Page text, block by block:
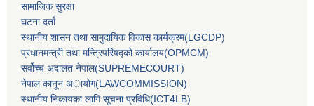
सामाजिक सुरक्षा
घटना दर्ता
स्थानीय शासन तथा सामुदायिक विकास कार्यक्रम(LGCDP)
प्रधानमन्‍त्री तथा मन्‍त्रिपरिषद्को कार्यालय(OPMCM)
सर्वोच्‍च अदालत नेपाल(SUPREMECOURT)
नेपाल कानून अायोग(LAWCOMMISSION)
स्थानीय निकायका लागि सूचना प्रविधि(ICT4LB)